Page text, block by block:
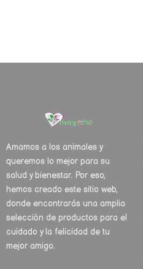
Amamos a los animales y
queremos lo mejor para su
salud y bienestar. Por eso,
hemos creado este sitio web,
donde encontrarás una amplia
selección de productos para el
cuidado y la felicidad de tu
mejor amigo.